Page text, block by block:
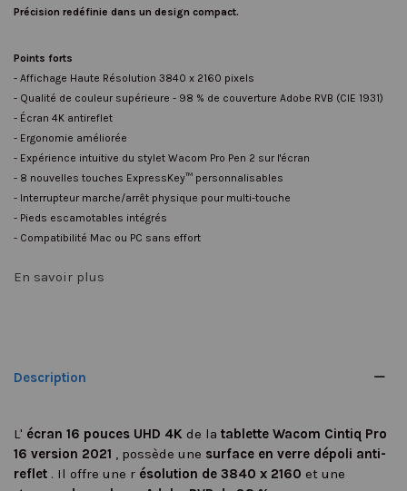
Précision redéfinie dans un design compact.
Points forts
- Affichage Haute Résolution 3840 x 2160 pixels
- Qualité de couleur supérieure - 98 % de couverture Adobe RVB (CIE 1931)
- Écran 4K antireflet
- Ergonomie améliorée
- Expérience intuitive du stylet Wacom Pro Pen 2 sur l'écran
- 8 nouvelles touches ExpressKey™ personnalisables
- Interrupteur marche/arrêt physique pour multi-touche
- Pieds escamotables intégrés
- Compatibilité Mac ou PC sans effort
En savoir plus
Description
L' écran 16 pouces UHD 4K de la tablette Wacom Cintiq Pro
16 version 2021 , possède une surface en verre dépoli anti-
reflet . Il offre une r ésolution de 3840 x 2160 et une